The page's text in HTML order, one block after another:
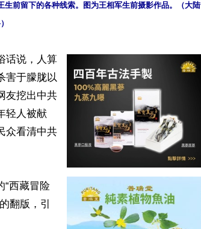
前留下的各种线索。图为王相军生前摄影作品。（大陆
话说，人算
害于朦胧以
友挖出中共
轻人被献
众看清中共
“西藏冒险
翻版，引